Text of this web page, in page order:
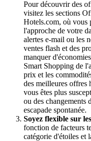
Pour découvrir des
visitez les sections
Hotels.com, où vous
l'approche de votre
alertes e-mail ou les
ventes flash et des
manquer
Smart Shopping de
prix et les
des meilleures offres
vous êtes plus
ou des changements
escapade spontanée.
Soyez flexible sur
fonction de facteurs
catégorie d'étoiles et